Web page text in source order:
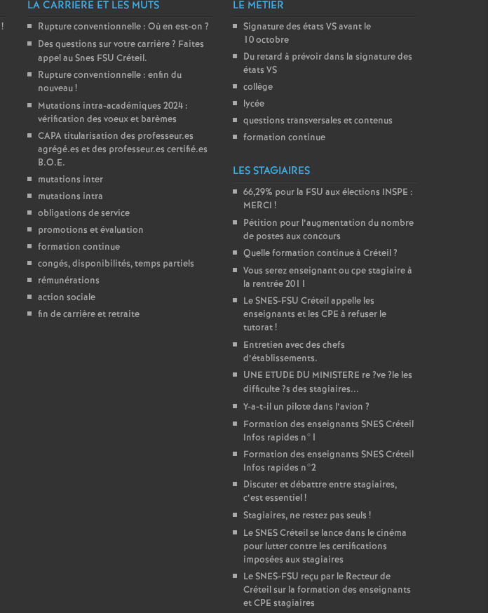
!
LA CARRIÈRE ET LES MUTS
Rupture conventionnelle : Où en est-on ?
Des questions sur votre carrière? Faites
appel au Snes FSU Créteil.
Rupture conventionnelle : enfin du
nouveau!
Mutations intra-académiques 2024 :
vérification des voeux et barèmes
CAPAtitularisation des professeur.es
agrégé.es et des professeur.es certifié.es
B.O.E.
mutations inter
mutations intra
obligations de service
promotions et évaluation
formation continue
congés, disponibilités, temps partiels
rémunérations
action sociale
fin de carrière et retraite
LE MÉTIER
Signature des états VSavant le
10 octobre
Du retard à prévoir dans la signature des
états VS
collège
lycée
questions transversales et contenus
formation continue
LES STAGIAIRES
66,29% pour la FSU aux élections INSPE :
MERCI !
Pétition pour l’augmentation du nombre
de postes aux concours
Quelle formation continue à Créteil?
Vous serez enseignant ou cpe stagiaire à
la rentrée 2011
LeSNES-FSU Créteil appelle les
enseignants et les CPE à refuser le
tutorat!
Entretien avec des chefs
d’établissements.
UNE ETUDE DU MINISTERE re?ve?le les
difficulte?s des stagiaires...
Y-a-t-il un pilote dans l’avion ?
Formation des enseignants SNESCréteil
Infos rapides n°1
Formation des enseignants SNESCréteil
Infos rapides n°2
Discuter et débattre entre stagiaires,
c’est essentiel!
Stagiaires, ne restez pas seuls !
LeSNESCréteil se lance dans le cinéma
pour lutter contre les certifications
imposées aux stagiaires
LeSNES-FSU reçu par le Recteur de
Créteil sur la formation des enseignants
etCPE stagiaires